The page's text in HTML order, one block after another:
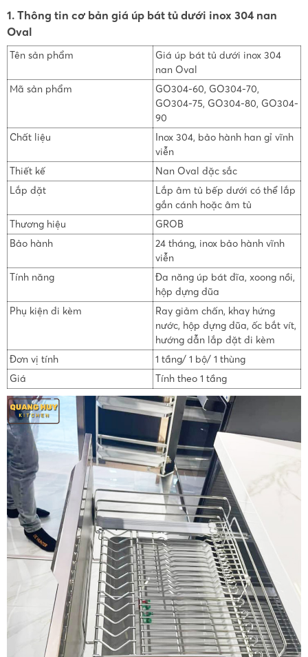
1. Thông tin cơ bản giá úp bát tủ dưới inox 304 nan
Oval
Tên sản phẩm
Giá úp bát tủ dưới inox 304
nan Oval
Mã sản phẩm
GO304-60, GO304-70,
GO304-75, GO304-80, GO304-
90
Chất liệu
Inox 304, bảo hành han gỉ vĩnh
viễn
Thiết kế
Nan Oval đặc sắc
Lắp đặt
Lắp âm tủ bếp dưới có thể lắp
gắn cánh hoặc âm tủ
Thương hiệu
GROB
Bảo hành
24 tháng, inox bảo hành vĩnh
viễn
Tính năng
Đa năng úp bát đĩa, xoong nồi,
hộp đựng đũa
Phụ kiện đi kèm
Ray giảm chấn, khay hứng
nước, hộp đựng đũa, ốc bắt vít,
hướng dẫn lắp đặt đi kèm
Đơn vị tính
1 tầng/ 1 bộ/ 1 thùng
Giá
Tính theo 1 tầng